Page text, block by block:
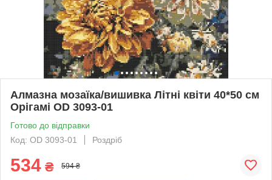
Алмазна мозаїка/вишивка Літні квіти 40*50 см
Орігамі OD 3093-01
Готово до відправки
Код: OD 3093-01
Роздріб
534 ₴ 594 ₴